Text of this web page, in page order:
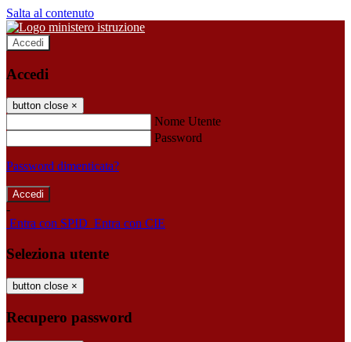
Salta al contenuto
Accedi
Accedi
button close ×
Nome Utente
Password
Password dimenticata?
-
Entra con SPID Entra con CIE
Seleziona utente
button close ×
Recupero password